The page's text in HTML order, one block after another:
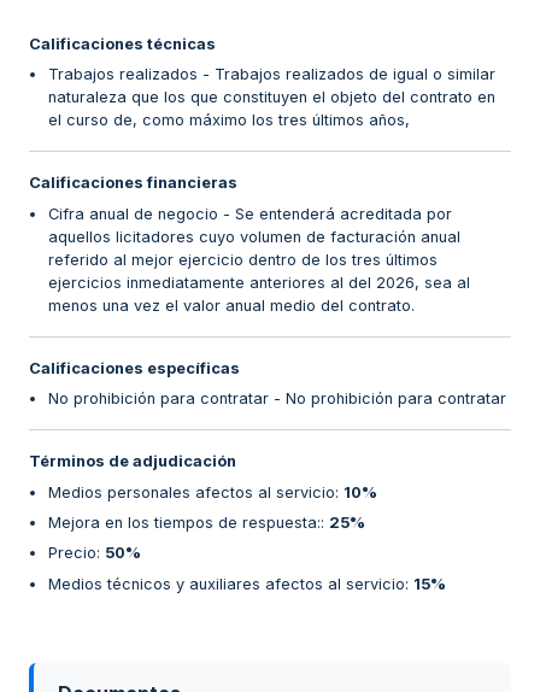
Calificaciones técnicas
Trabajos realizados - Trabajos realizados de igual o similar
naturaleza que los que constituyen el objeto del contrato en
el curso de, como máximo los tres últimos años,
Calificaciones financieras
Cifra anual de negocio - Se entenderá acreditada por
aquellos licitadores cuyo volumen de facturación anual
referido al mejor ejercicio dentro de los tres últimos
ejercicios inmediatamente anteriores al del 2026, sea al
menos una vez el valor anual medio del contrato.
Calificaciones específicas
No prohibición para contratar - No prohibición para contratar
Términos de adjudicación
Medios personales afectos al servicio: 10%
Mejora en los tiempos de respuesta:: 25%
Precio: 50%
Medios técnicos y auxiliares afectos al servicio: 15%